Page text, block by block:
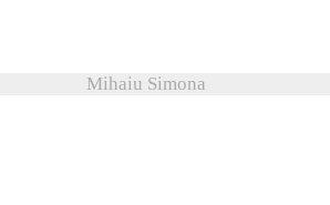
Mihaiu Simona